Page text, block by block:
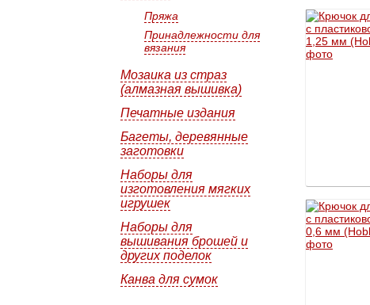
Пряжа
Принадлежности для
вязания
Мозаика из страз
(алмазная вышивка)
Печатные издания
Багеты, деревянные
заготовки
Наборы для
изготовления мягких
игрушек
Наборы для
вышивания брошей и
других поделок
Канва для сумок